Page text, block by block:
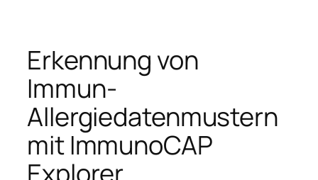
Erkennung von
Immun-
Allergiedatenmustern
mit ImmunoCAP